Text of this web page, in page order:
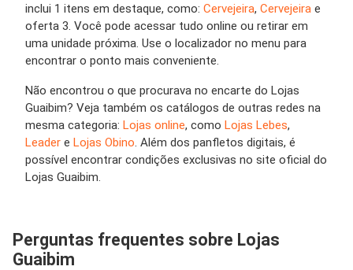
inclui 1 itens em destaque, como: Cervejeira, Cervejeira e
oferta 3. Você pode acessar tudo online ou retirar em
uma unidade próxima. Use o localizador no menu para
encontrar o ponto mais conveniente.
Não encontrou o que procurava no encarte do Lojas
Guaibim? Veja também os catálogos de outras redes na
mesma categoria: Lojas online, como Lojas Lebes,
Leader e Lojas Obino. Além dos panfletos digitais, é
possível encontrar condições exclusivas no site oficial do
Lojas Guaibim.
Perguntas frequentes sobre Lojas
Guaibim